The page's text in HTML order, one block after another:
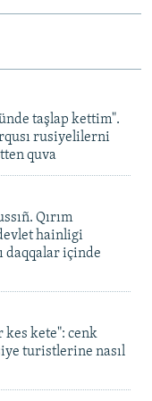
taşlap kettim".
rusiyelilerni
quva
Qırım
hainligi
daqqalar içinde
kes kete": cenk
turistlerine nasıl